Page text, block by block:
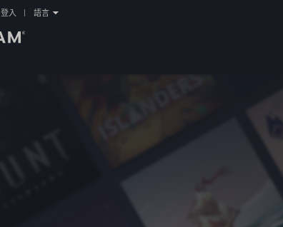
登入 語言